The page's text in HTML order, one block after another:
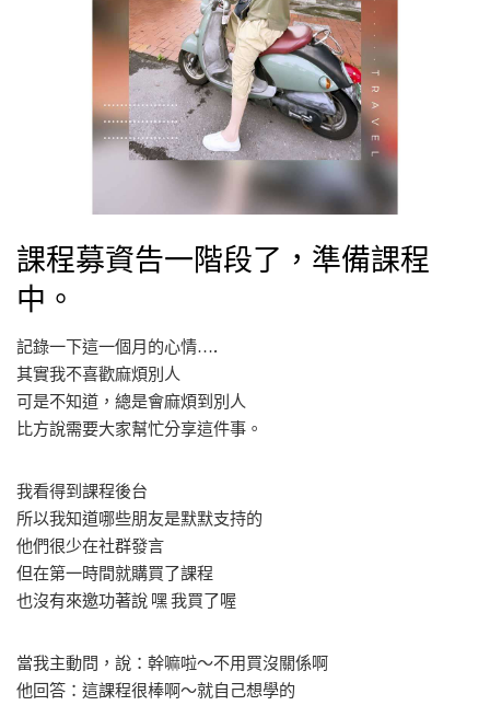
課程募資告一階段了，準備課程
中。
記錄一下這一個月的心情….
其實我不喜歡麻煩別人
可是不知道，總是會麻煩到別人
比方說需要大家幫忙分享這件事。
我看得到課程後台
所以我知道哪些朋友是默默支持的
他們很少在社群發言
但在第一時間就購買了課程
也沒有來邀功著說 嘿 我買了喔
當我主動問，說：幹嘛啦～不用買沒關係啊
他回答：這課程很棒啊～就自己想學的